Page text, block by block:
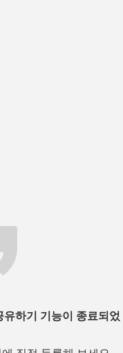
하기 기능이 종료되었